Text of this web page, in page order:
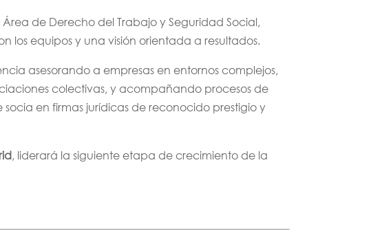
de Derecho del Trabajo y Seguridad Social,
equipos y una visión orientada a resultados.
asesorando a empresas en entornos complejos,
colectivas, y acompañando procesos de
en firmas jurídicas de reconocido prestigio y
, liderará la siguiente etapa de crecimiento de la